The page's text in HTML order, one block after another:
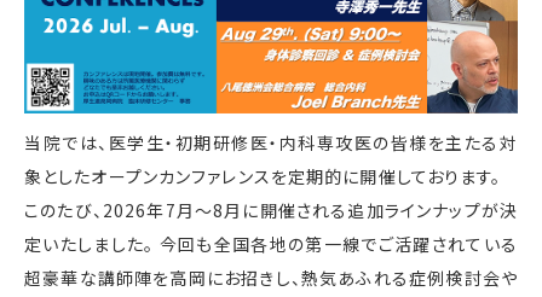
当院では、医学生・初期研修医・内科専攻医の皆様を主たる対
象としたオープンカンファレンスを定期的に開催しております。
このたび、2026年7月〜8月に開催される追加ラインナップが決
定いたしました。 今回も全国各地の第一線でご活躍されている
超豪華な講師陣を高岡にお招きし、熱気あふれる症例検討会や